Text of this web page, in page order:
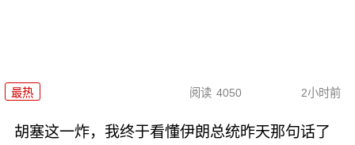
最热 阅读 4050 2小时前
胡塞这一炸，我终于看懂伊朗总统昨天那句话了